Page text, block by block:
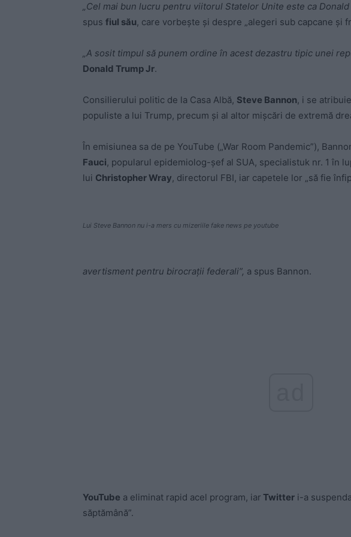
„Cel mai bun lucru pentru viitorul Statelor Unite este ca Donald
spus fiul său, care vorbește și despre „alegeri sub capcane și
„A sosit timpul să punem ordine în acest dezastru tipic unei
Donald Trump Jr.
Consilierului politic de la Casa Albă, Steve Bannon, i se
populiste a lui Trump, precum și al altor mișcări de extremă
În emisiunea sa de pe YouTube („War Room Pandemic”),
Fauci, popularul epidemiolog-șef al SUA, specialistuk nr. 1 în
lui Christopher Wray, directorul FBI, iar capetele lor „să fie
Lui Steve Bannon nu i-a mers cu mizeriile fake news pe youtube
avertisment pentru birocrații federali”, a spus Bannon.
YouTube a eliminat rapid acel program, iar Twitter i-a
săptămână”.